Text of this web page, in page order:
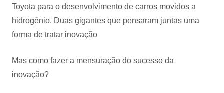
Toyota para o desenvolvimento de carros movidos a
hidrogênio. Duas gigantes que pensaram juntas uma
forma de tratar inovação
Mas como fazer a mensuração do sucesso da
inovação?